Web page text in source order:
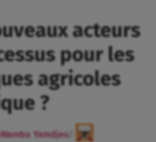
acteurs
pour les
agricoles
?
Yamdjeu/